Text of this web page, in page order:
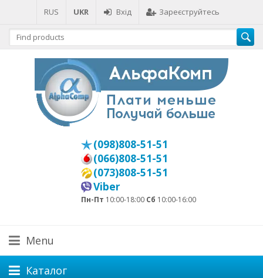
RUS UKR Вхід Зареєструйтесь
(098)808-51-51
(066)808-51-51
(073)808-51-51
Viber
Пн-Пт 10:00-18:00 Сб 10:00-16:00
Menu
Каталог